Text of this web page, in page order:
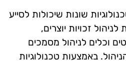
שונות שיכולות לסייע
לניהול זכויות יוצרים,
וכלים לניהול מסמכים
באמצעות טכנולוגיות